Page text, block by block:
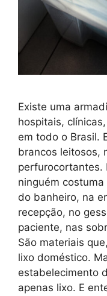
Existe uma
hospitais,
em todo o Brasil.
brancos leitosos,
perfurocortantes.
ninguém
do banheiro, na
recepção, no
paciente, nas
São materiais
lixo doméstico.
estabelecimento
apenas lixo. E